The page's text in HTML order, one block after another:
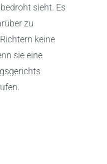
sieht. Es
zu
keine
sie eine